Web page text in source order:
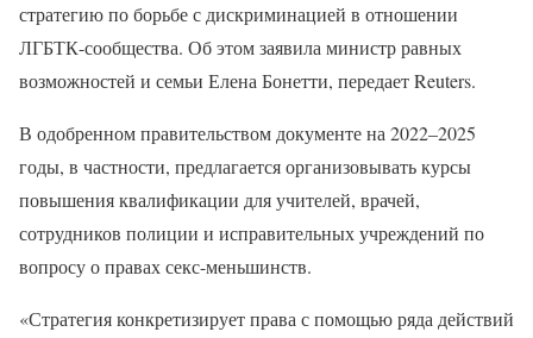
стратегию по борьбе с дискриминацией в отношении
ЛГБТК-сообщества. Об этом заявила министр равных
возможностей и семьи Елена Бонетти, передает Reuters.
В одобренном правительством документе на 2022–2025
годы, в частности, предлагается организовывать курсы
повышения квалификации для учителей, врачей,
сотрудников полиции и исправительных учреждений по
вопросу о правах секс-меньшинств.
«Стратегия конкретизирует права с помощью ряда действий